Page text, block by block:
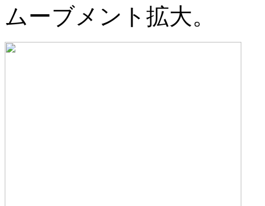
ムーブメント拡大。